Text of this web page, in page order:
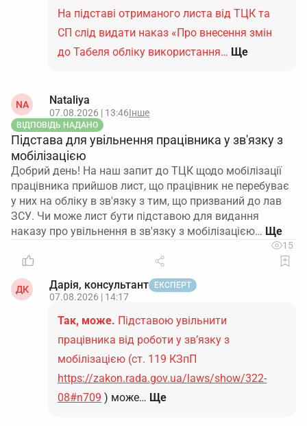
На підставі отриманого листа від ТЦК та
СП слід видати наказ «Про внесення змін
до Табеля обліку використання… Ще
NA Nataliya
07.08.2026 | 13:46Інше
ВІДПОВІДЬ НАДАНО
Підстава для увільнення працівника у зв'язку з
мобілізацією
Добрий день! На наш запит до ТЦК щодо мобілізації
працівника прийшов лист, що працівник не перебуває
у них на обліку в зв'язку з тим, що призваний до лав
ЗСУ. Чи може лист бути підставою для видання
наказу про увільнення в зв'язку з мобілізацією…
15
ДК Дарія, консультант ЕКСПЕРТ
07.08.2026 | 14:17
Так, може. Підставою увільнити
працівника від роботи у зв’язку з
мобілізацією (ст. 119 КЗпП
https://zakon.rada.gov.ua/laws/show/322-
08#n709 ) може… Ще